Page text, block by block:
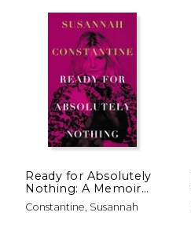
50%
dcto. $ 21.33
Ready for Absolutely
Nothing: A Memoir
(en Inglés)
Constantine, Susannah